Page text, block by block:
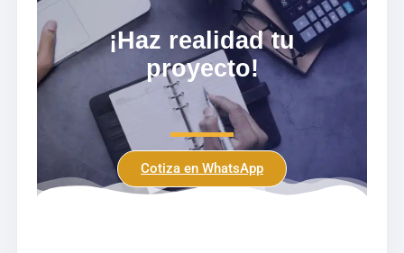
¡Haz realidad tu
proyecto!
Cotiza en WhatsApp